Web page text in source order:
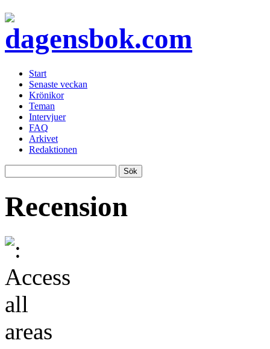
Start
Senaste veckan
Krönikor
Teman
Intervjuer
FAQ
Arkivet
Redaktionen
Recension